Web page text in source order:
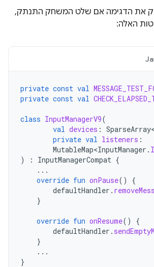
את הדגימה אם שלט המשחק התנתק,
האלה:
private const val
private const val
class InputManagerV9(
val devices :
private val listeners :
MutableMap<InputManager .
)
: InputManagerCompat {
...
override fun onPause()
{
defaultHandler .
}
override fun onResume()
{
defaultHandler .
}
...
}